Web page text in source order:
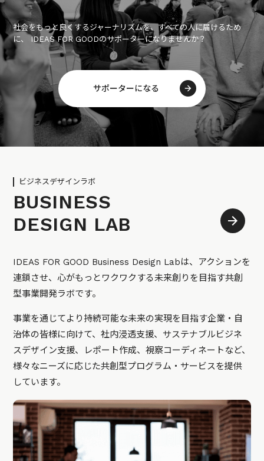
社会をもっと良くするジャーナリズムを、すべての人に届けるため
に、 IDEAS FOR GOODのサポーターになりませんか？
サポーターになる
ビジネスデザインラボ
BUSINESS
DESIGN LAB
IDEAS FOR GOOD Business Design Labは、アクションを
連鎖させ、心がもっとワクワクする未来創りを目指す共創
型事業開発ラボです。
事業を通じてより持続可能な未来の実現を目指す企業・自
治体の皆様に向けて、社内浸透支援、サステナブルビジネ
スデザイン支援、レポート作成、視察コーディネートなど、
様々なニーズに応じた共創型プログラム・サービスを提供
しています。